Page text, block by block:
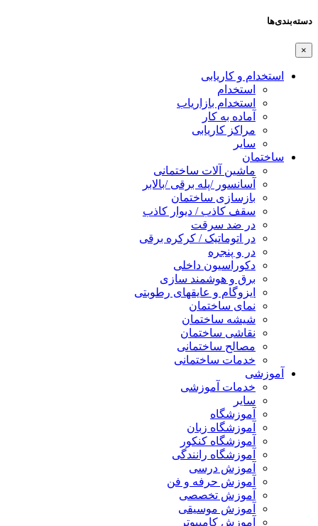
دسته‌بندی‌ها
×
استخدام و کاریابی
استخدام
استخدام بازاریاب
آماده به کار
مراکز کاریابی
سایر
ساختمان
ماشین آلات ساختمانی
آسانسور /پله برقی /بالابر
بازسازی ساختمان
سقف کاذب / دیوار کاذب
در ضد سرقت
در اتوماتیک / کرکره برقی
در و پنجره
دکوراسیون داخلی
برق و هوشمند سازی
ایزوگام و عایقهای رطوبتی
نمای ساختمان
شیشه ساختمان
نقاشی ساختمان
مصالح ساختمانی
خدمات ساختمانی
آموزشی
خدمات آموزشی
سایر
آموزشگاه
آموزشگاه زبان
آموزشگاه کنکور
آموزشگاه رانندگی
آموزش درسی
آموزش حرفه و فن
آموزش تخصصی
آموزش موسیقی
آموزش کامپیوتر